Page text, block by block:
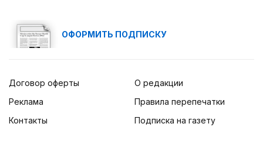
ОФОРМИТЬ ПОДПИСКУ
Договор оферты
Реклама
Контакты
О редакции
Правила перепечатки
Подписка на газету